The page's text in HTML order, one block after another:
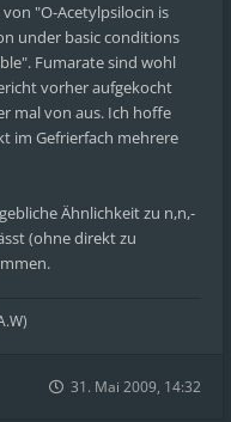
"O-Acetylpsilocin is
under basic conditions
Fumarate sind wohl
vorher aufgekocht
mal von aus. Ich hoffe
im Gefrierfach mehrere
Ähnlichkeit zu n,n,-
(ohne direkt zu
31. Mai 2009, 14:32